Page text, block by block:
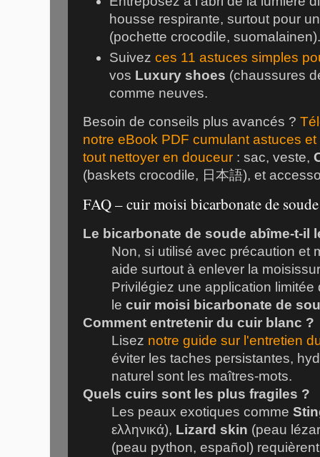
housse respirante, surtout pour
(pochette crocodile,
Suivezces 11 astuces simples
vos Luxury shoes (chaussures
comme neuves.
Besoin de conseils plus avancés ?
notre eBook PDF cumulant astuces
tout nettoyer en douceur : sac, veste,
(baskets crocodile, 日本語), et
FAQ – cuir moisi bicarbonate de soude
Le bicarbonate de soude abîme-t-il
Non, si utilisé avec précaution et
aide surtout à enlever la
Privilégiez une application
le cuir moisi bicarbonate de
Comment entretenir du cuir blanc ?
Lisez notre guide sur l'entretien
éviter les taches persistantes,
naturel sont les maîtres-mots.
Quels cuirs sont les plus fragiles ?
Les peaux exotiques comme
ελληνικά), Lizard skin (peau
(peau python, español)